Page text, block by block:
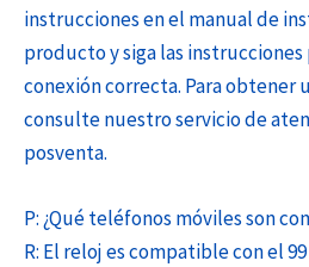
instrucciones en el manual de
producto y siga las instrucciones
conexión correcta. Para obtener
consulte nuestro servicio de
posventa.
P: ¿Qué teléfonos móviles son
R: El reloj es compatible con el